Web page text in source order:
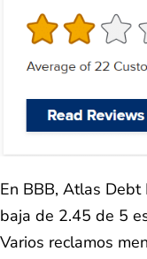
En BBB, Atlas Debt
baja de 2.45 de 5
Varios reclamos